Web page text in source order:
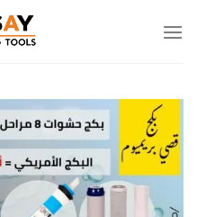
للمحتوى